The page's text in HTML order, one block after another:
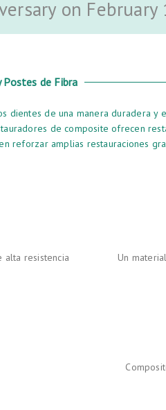
on February
de Fibra
dientes de una manera duradera
de composite ofrecen
reforzar amplias restauraciones
resistencia
Un